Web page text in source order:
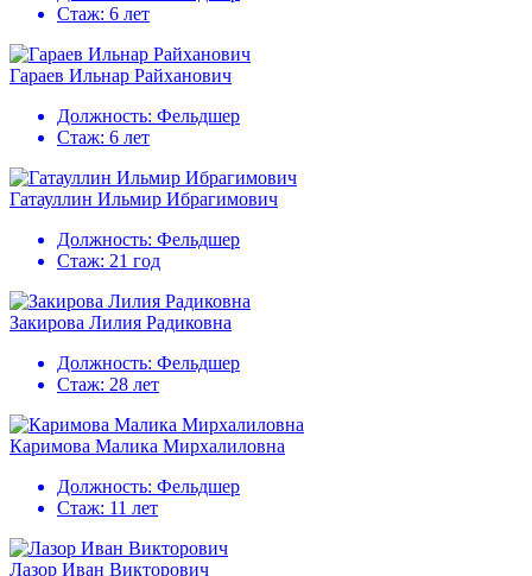
Стаж: 6 лет
Гараев Ильнар Райханович
Должность: Фельдшер
Стаж: 6 лет
Гатауллин Ильмир Ибрагимович
Должность: Фельдшер
Стаж: 21 год
Закирова Лилия Радиковна
Должность: Фельдшер
Стаж: 28 лет
Каримова Малика Мирхалиловна
Должность: Фельдшер
Стаж: 11 лет
Лазор Иван Викторович